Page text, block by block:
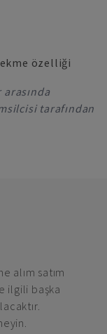
özelliği
tarafından
alım satım
ilgili başka